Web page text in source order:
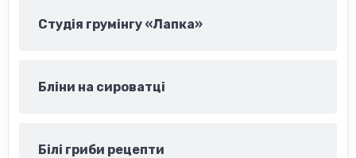
Студія грумінгу «Лапка»
Бліни на сироватці
Білі гриби рецепти